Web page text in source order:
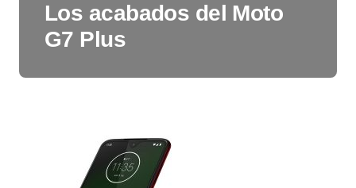
Los acabados del Moto
G7 Plus